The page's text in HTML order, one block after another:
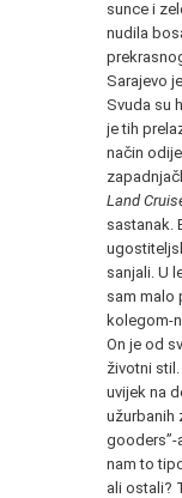
sunce i
nudila
Sarajevo
Svuda su
je tih
način
Land
sastanak.
sanjali. U
sam malo
kolegom-
On je od
životni
uvijek na
užurbanih
gooders”-
nam to
ali ostali?